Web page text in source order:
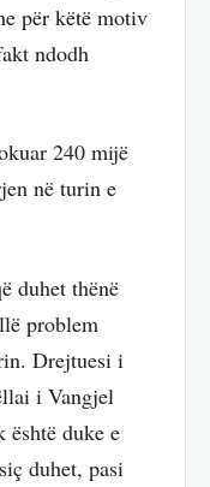
për këtë motiv
ndodh
240 mijë
në turin e
duhet thënë
problem
Drejtuesi i
i Vangjel
është duke e
duhet, pasi